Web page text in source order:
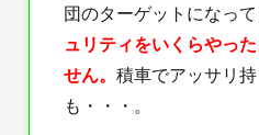
団のターゲットになって
ュリティをいくらやっ
せん。 積車でアッサリ
も・・・。